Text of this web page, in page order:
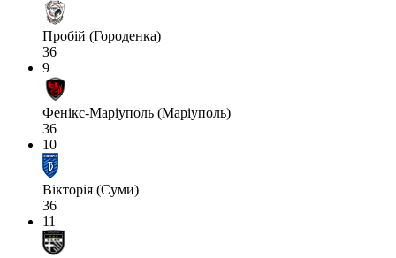
Пробій (Городенка)
36
9
Фенікс-Маріуполь (Маріуполь)
36
10
Вікторія (Суми)
36
11